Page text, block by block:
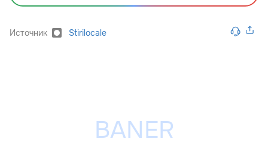
Источник Stirilocale